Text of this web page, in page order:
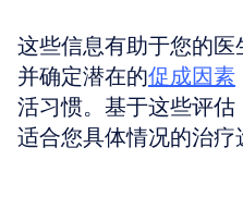
这些信息有助于您的医
并确定潜在的促成因素
活习惯。基于这些评
适合您具体情况的治疗